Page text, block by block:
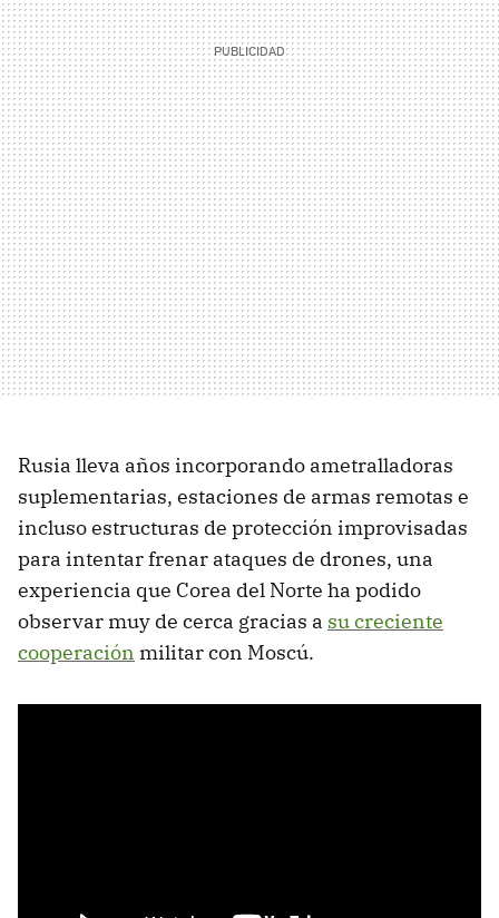
Rusia lleva años incorporando ametralladoras
suplementarias, estaciones de armas remotas e
incluso estructuras de protección improvisadas
para intentar frenar ataques de drones, una
experiencia que Corea del Norte ha podido
observar muy de cerca gracias a su creciente
cooperación militar con Moscú.